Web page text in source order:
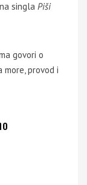
singla Piši
govori o
more, provod i